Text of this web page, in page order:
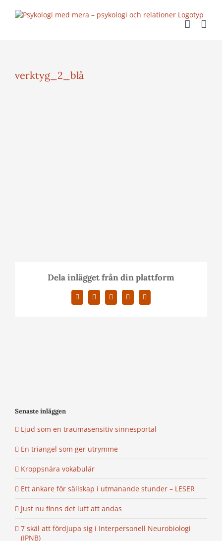
verktyg_2_blå
Dela inlägget från din plattform
Facebook
X LinkedInPinterest
E-
post
Senaste inläggen
Ljud som en traumasensitiv sinnesportal
En triangel som ger utrymme
Kroppsnära vokabulär
Ett ankare för sällskap i utmanande stunder – LESER
Just nu finns det luft att andas
7 skäl att fördjupa sig i Interpersonell Neurobiologi
(IPNB)